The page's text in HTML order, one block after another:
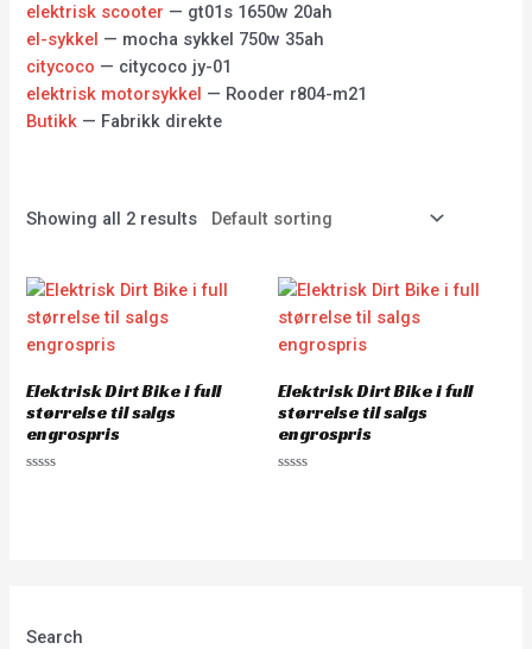
Search
elektrisk scooter — gt01s 1650w 20ah
el-sykkel — mocha sykkel 750w 35ah
citycoco — citycoco jy-01
elektrisk motorsykkel — Rooder r804-m21
Butikk — Fabrikk direkte
Showing all 2 results
Elektrisk Dirt Bike i full
størrelse til salgs
engrospris
Elektrisk Dirt Bike i full
størrelse til salgs
engrospris